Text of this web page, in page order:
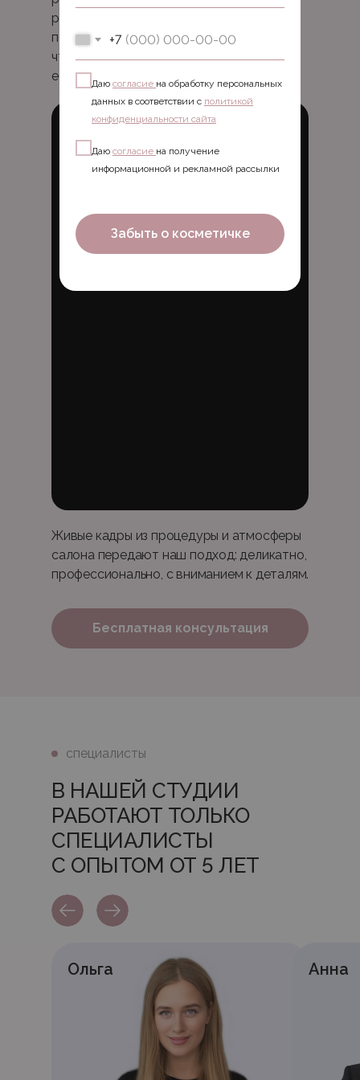
Бесплатная консультация
Живые кадры из процедуры и атмосферы
салона передают наш подход: деликатно,
профессионально, с вниманием к деталям.
разных зон — бровей, губ и век. Мы
показываем реальные работы мастера,
чтобы вы могли оценить аккуратность,
естественность и качество исполнения.
В НАШЕЙ СТУДИИ
РАБОТАЮТ ТОЛЬКО
СПЕЦИАЛИСТЫ
С ОПЫТОМ ОТ 5 ЛЕТ
специалисты
Ольга Анна
+7
Даю согласие на обработку персональных
данных в соответствии с политикой
конфиденциальности сайта
Даю согласие на получение
информационной и рекламной рассылки
Забыть о косметичке